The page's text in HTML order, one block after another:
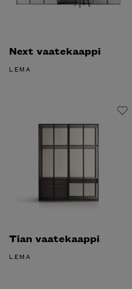
Next vaatekaappi
LEMA
Tian vaatekaappi
LEMA